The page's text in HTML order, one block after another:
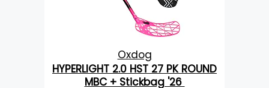
Oxdog
HYPERLIGHT 2.0 HST 27 PK ROUND
MBC + Stickbag '26